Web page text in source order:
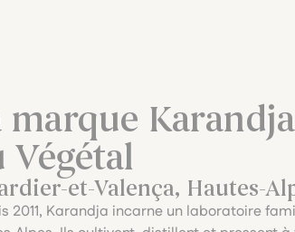
marque
Végétal
et-Valença, Hautes-
2011, Karandja incarne un laboratoire